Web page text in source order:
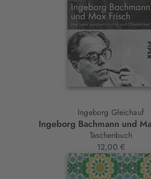
Ingeborg Gleichauf
Ingeborg Bachmann und
Taschenbuch
12,00 €